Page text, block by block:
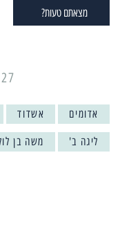
מצאתם טעות?
2025
אדומים אשדוד
ליגה ב' משה בן